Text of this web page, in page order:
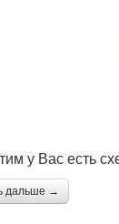
у Вас есть
дальше →